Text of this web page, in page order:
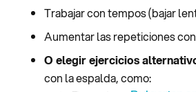
Trabajar con tempos (bajar
Aumentar las repeticiones
O elegir ejercicios
con la espalda, como: